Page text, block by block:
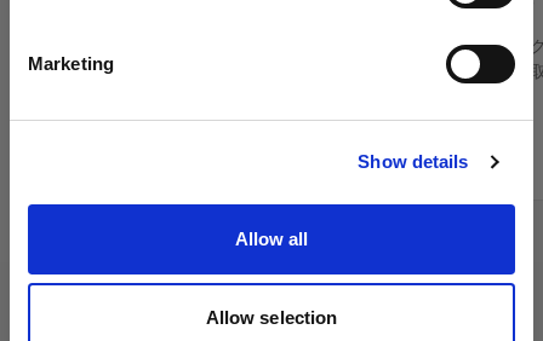
Marketing
Show details
Allow all
Allow selection
サイトにアクセス
ズームリフレ
フィルターを
199,00 €